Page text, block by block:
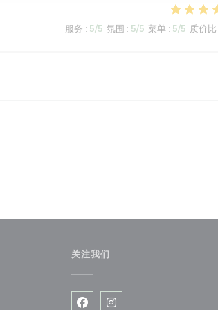
服务 : 5/5 氛围 : 5/5 菜单 : 5/5 质价比
关注我们